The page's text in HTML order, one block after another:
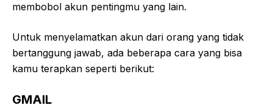
membobol akun pentingmu yang lain.
Untuk menyelamatkan akun dari orang yang tidak
bertanggung jawab, ada beberapa cara yang bisa
kamu terapkan seperti berikut:
GMAIL